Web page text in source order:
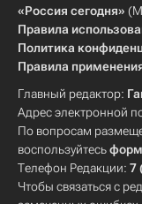
«Россия сегодня»
Правила
Политика
Правила
Главный редактор:
Адрес электронной
По вопросам
воспользуйтесь
Телефон Редакции: 7
Чтобы связаться с